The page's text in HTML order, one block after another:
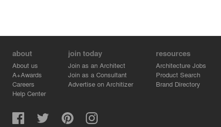
about
About us
A+Awards
Careers
Help Center
join today
Join as an Architect
Join as a Consultant
Advertise on Architizer
resources
Architecture Jobs
Product Search
Brand Directory